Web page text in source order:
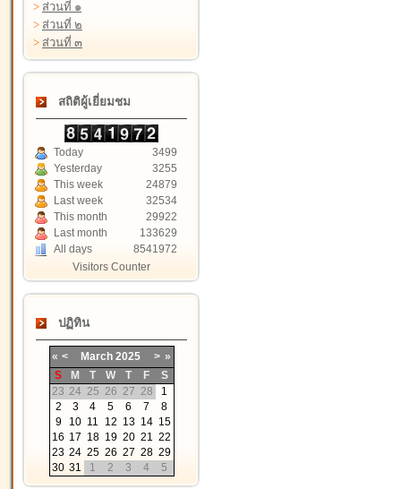
> ส่วนที่ ๑
> ส่วนที่ ๒
> ส่วนที่ ๓
สถิติผู้เยี่ยมชม
Today
3499
Yesterday
3255
This week
24879
Last week
32534
This month
29922
Last month
133629
All days
8541972
Visitors Counter
ปฏิทิน
« < March 2025 > »
S
M T W T F
S
23 24 25 26 27 28
1
2
3 4 5 6 7
8
9
10 11 12 13 14 15
16 17 18 19 20 21 22
23 24 25 26 27 28 29
30 31 1 2 3 4 5